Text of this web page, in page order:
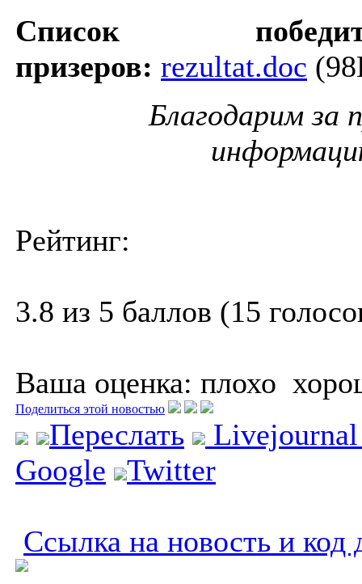
Список
призеров: rezultat.doc
Благодарим за
Рейтинг:
3.8 из 5 баллов (15
Ваша оценка: плохо
Поделиться этой новостью
Переслать
Google
Twitter
Ссылка на новость и код